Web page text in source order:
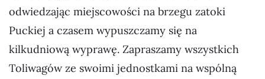
odwiedzając miejscowości na brzegu zatoki
Puckiej a czasem wypuszczamy się na
kilkudniową wyprawę. Zapraszamy wszystkich
Toliwagów ze swoimi jednostkami na wspólną